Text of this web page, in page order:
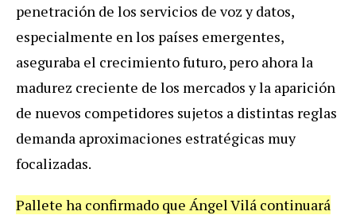
penetración de los servicios de voz y datos,
especialmente en los países emergentes,
aseguraba el crecimiento futuro, pero ahora la
madurez creciente de los mercados y la aparición
de nuevos competidores sujetos a distintas reglas
demanda aproximaciones estratégicas muy
focalizadas.
Pallete ha confirmado que Ángel Vilá continuará